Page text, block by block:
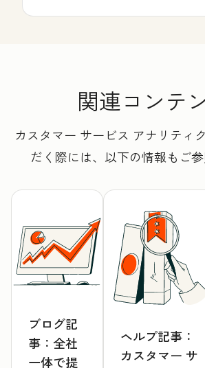
関連コンテ
カスタマー サービス アナリティ
だく際には、以下の情報もご参
ブログ記
事：全社
一体で提
ヘルプ記事：
カスタマー サ